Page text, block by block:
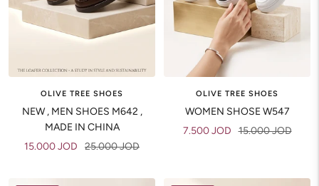
OLIVE TREE SHOES
NEW , MEN SHOES M642 ,
MADE IN CHINA
Sale
15.000 JOD
Regular
25.000 JOD
OLIVE TREE SHOES
WOMEN SHOSE W547
Sale
7.500 JOD Regular
15.000 JOD